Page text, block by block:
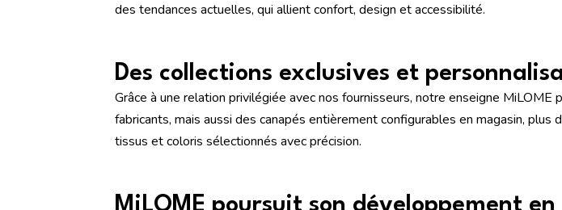
des tendances actuelles, qui allient confort, design et accessibilité.
Des collections exclusives et
Grâce à une relation privilégiée avec nos fournisseurs, notre enseigne
fabricants, mais aussi des canapés entièrement configurables en magasin,
tissus et coloris sélectionnés avec précision.